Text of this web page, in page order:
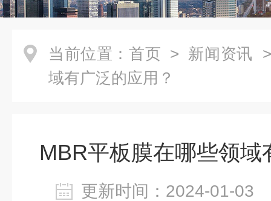
当前位置： 首页 > 新闻资讯
域有广泛的应用？
MBR平板膜在哪些领域
更新时间：2024-01-